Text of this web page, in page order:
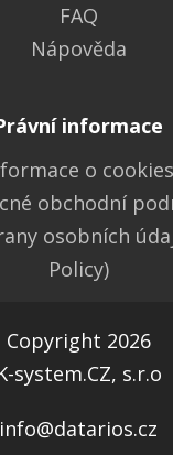
FAQ
Nápověda
informace
o cookies
obchodní
osobních
Policy)
Copyright 2026
system.CZ, s.r.o
info@datarios.cz